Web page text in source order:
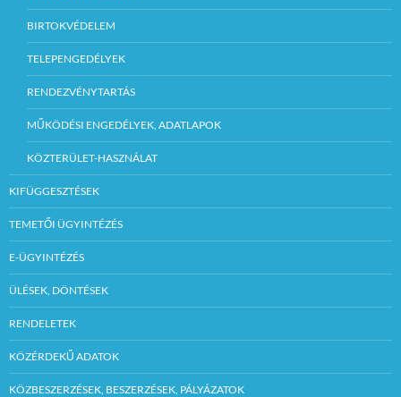
BIRTOKVÉDELEM
TELEPENGEDÉLYEK
RENDEZVÉNYTARTÁS
MŰKÖDÉSI ENGEDÉLYEK, ADATLAPOK
KÖZTERÜLET-HASZNÁLAT
KIFÜGGESZTÉSEK
TEMETŐI ÜGYINTÉZÉS
E-ÜGYINTÉZÉS
ÜLÉSEK, DÖNTÉSEK
RENDELETEK
KÖZÉRDEKŰ ADATOK
KÖZBESZERZÉSEK, BESZERZÉSEK, PÁLYÁZATOK